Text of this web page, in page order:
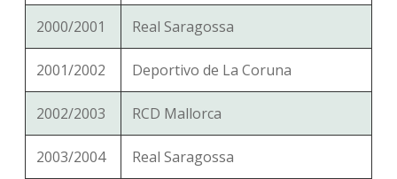
2000/2001 Real Saragossa
2001/2002 Deportivo de La Coruna
2002/2003 RCD Mallorca
2003/2004 Real Saragossa